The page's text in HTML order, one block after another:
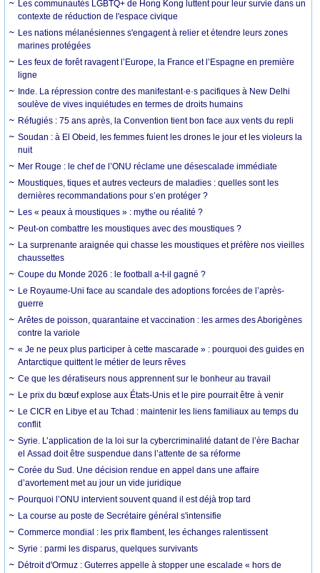
Les communautés LGBTQ+ de Hong Kong luttent pour leur survie dans un
contexte de réduction de l'espace civique
Les nations mélanésiennes s'engagent à relier et étendre leurs zones
marines protégées
Les feux de forêt ravagent l’Europe, la France et l’Espagne en première
ligne
Inde. La répression contre des manifestant·e·s pacifiques à New Delhi
soulève de vives inquiétudes en termes de droits humains
Réfugiés : 75 ans après, la Convention tient bon face aux vents du repli
Soudan : à El Obeid, les femmes fuient les drones le jour et les violeurs la
nuit
Mer Rouge : le chef de l’ONU réclame une désescalade immédiate
Moustiques, tiques et autres vecteurs de maladies : quelles sont les
dernières recommandations pour s’en protéger ?
Les « peaux à moustiques » : mythe ou réalité ?
Peut-on combattre les moustiques avec des moustiques ?
La surprenante araignée qui chasse les moustiques et préfère nos vieilles
chaussettes
Coupe du Monde 2026 : le football a-t-il gagné ?
Le Royaume-Uni face au scandale des adoptions forcées de l’après-
guerre
Arêtes de poisson, quarantaine et vaccination : les armes des Aborigènes
contre la variole
« Je ne peux plus participer à cette mascarade » : pourquoi des guides en
Antarctique quittent le métier de leurs rêves
Ce que les dératiseurs nous apprennent sur le bonheur au travail
Le prix du bœuf explose aux États-Unis et le pire pourrait être à venir
Le CICR en Libye et au Tchad : maintenir les liens familiaux au temps du
conflit
Syrie. L’application de la loi sur la cybercriminalité datant de l’ère Bachar
el Assad doit être suspendue dans l’attente de sa réforme
Corée du Sud. Une décision rendue en appel dans une affaire
d’avortement met au jour un vide juridique
Pourquoi l’ONU intervient souvent quand il est déjà trop tard
La course au poste de Secrétaire général s'intensifie
Commerce mondial : les prix flambent, les échanges ralentissent
Syrie : parmi les disparus, quelques survivants
Détroit d'Ormuz : Guterres appelle à stopper une escalade « hors de